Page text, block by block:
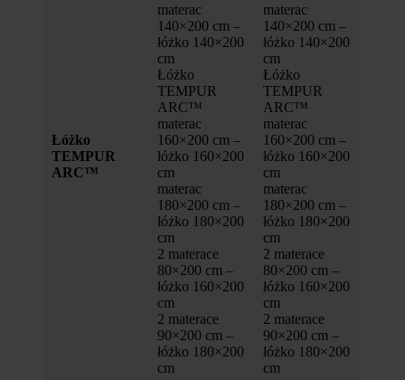
Łóżko
TEMPUR
ARC™
materac
140×200 cm –
łóżko 140×200
cm
Łóżko
TEMPUR
ARC™
materac
160×200 cm –
łóżko 160×200
cm
materac
180×200 cm –
łóżko 180×200
cm
2 materace
80×200 cm –
łóżko 160×200
cm
2 materace
90×200 cm –
łóżko 180×200
cm
materac
140×200 cm –
łóżko 140×200
cm
Łóżko
TEMPUR
ARC™
materac
160×200 cm –
łóżko 160×200
cm
materac
180×200 cm –
łóżko 180×200
cm
2 materace
80×200 cm –
łóżko 160×200
cm
2 materace
90×200 cm –
łóżko 180×200
cm